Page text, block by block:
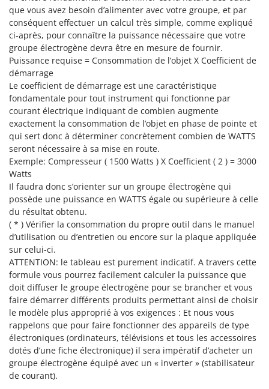
Stiga
Stocker
Sunseeker
T
Tecla
TecnoGen
Tellarini Pompe
Telwin
Tenco
Tineco
Titania
Tornado
Tre Spade
Trev - Abrek - TecnoVIR
Trotec
Troy-Bilt
U
Udor
Unger
V
Verdemax
Vesco
que vous avez besoin d’alimenter avec votre groupe, et par
conséquent effectuer un calcul très simple, comme expliqué
ci-après, pour connaître la puissance nécessaire que votre
groupe électrogène devra être en mesure de fournir.
Puissance requise = Consommation de l’objet X Coefficient de
démarrage
Le coefficient de démarrage est une caractéristique
fondamentale pour tout instrument qui fonctionne par
courant électrique indiquant de combien augmente
exactement la consommation de l’objet en phase de pointe et
qui sert donc à déterminer concrètement combien de WATTS
seront nécessaire à sa mise en route.
Exemple: Compresseur ( 1500 Watts ) X Coefficient ( 2 ) = 3000
Watts
Il faudra donc s’orienter sur un groupe électrogène qui
possède une puissance en WATTS égale ou supérieure à celle
du résultat obtenu.
( * ) Vérifier la consommation du propre outil dans le manuel
d’utilisation ou d’entretien ou encore sur la plaque appliquée
sur celui-ci.
ATTENTION: le tableau est purement indicatif. A travers cette
formule vous pourrez facilement calculer la puissance que
doit diffuser le groupe électrogène pour se brancher et vous
faire démarrer différents produits permettant ainsi de choisir
le modèle plus approprié à vos exigences : Et nous vous
rappelons que pour faire fonctionner des appareils de type
électroniques (ordinateurs, télévisions et tous les accessoires
dotés d’une fiche électronique) il sera impératif d’acheter un
groupe électrogène équipé avec un « inverter » (stabilisateur
de courant).